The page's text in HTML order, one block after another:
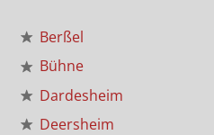
Berßel
Bühne
Dardesheim
Deersheim